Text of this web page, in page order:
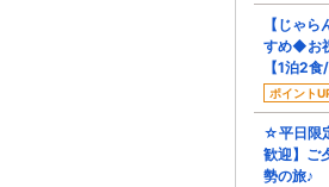
【じゃ
すめ◆お
【1泊2食
ポイント
☆平日限
歓迎】ご
勢の旅♪